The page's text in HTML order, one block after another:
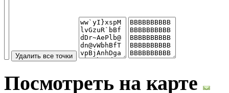
Посмотреть на карте